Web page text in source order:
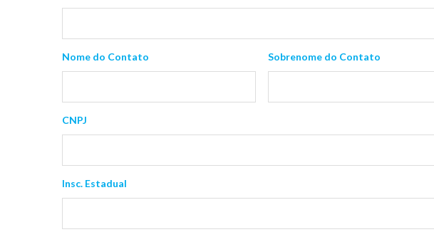
Nome do Contato Sobrenome do Contato
CNPJ
Insc. Estadual